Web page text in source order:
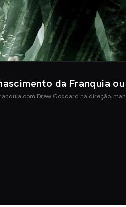
da Franquia
com Drew Goddard na direção,